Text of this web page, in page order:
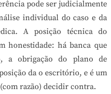
pode ser judicialmente
individual do caso e da
A posição técnica do
honestidade: há banca que
a obrigação do plano de
da o escritório, e é um
razão) decidir contra.